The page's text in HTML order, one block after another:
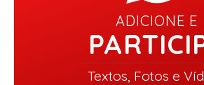
ADICIONE E
Textos, Fotos e